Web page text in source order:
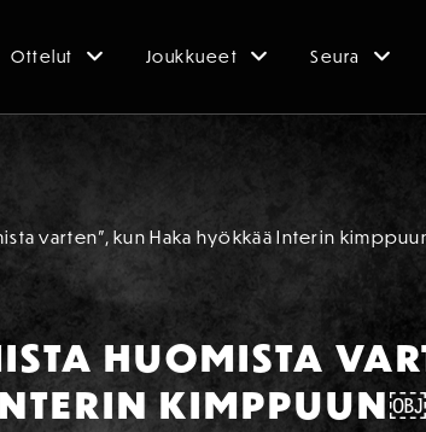
Ottelut Joukkueet Seura
varten”, kun Haka hyökkää Interin
HUOMISTA
KIMPPUUN￼